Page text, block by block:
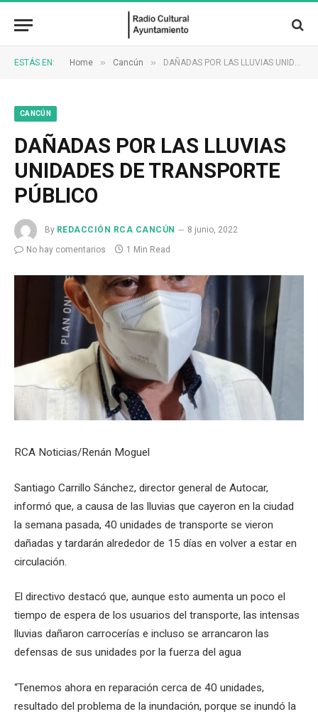
ESTÁS EN: Home » Cancún » DAÑADAS POR LAS LLUVIAS UNIDADES DE TRANSPORTE PÚBLICO
CANCÚN
DAÑADAS POR LAS LLUVIAS
UNIDADES DE TRANSPORTE
PÚBLICO
By REDACCIÓN RCA CANCÚN
8 junio, 2022
No hay comentarios
1 Min Read
RCA Noticias/Renán Moguel
Santiago Carrillo Sánchez, director general de Autocar,
informó que, a causa de las lluvias que cayeron en la ciudad
la semana pasada, 40 unidades de transporte se vieron
dañadas y tardarán alrededor de 15 días en volver a estar en
circulación.
El directivo destacó que, aunque esto aumenta un poco el
tiempo de espera de los usuarios del transporte, las intensas
lluvias dañaron carrocerías e incluso se arrancaron las
defensas de sus unidades por la fuerza del agua
“Tenemos ahora en reparación cerca de 40 unidades,
resultado del problema de la inundación, porque se inundó la